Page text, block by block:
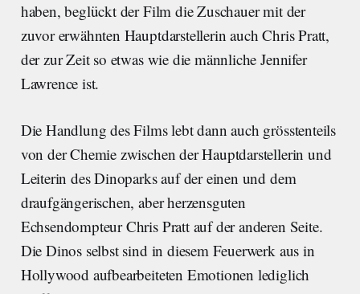
haben, beglückt der Film die Zuschauer mit der
zuvor erwähnten Hauptdarstellerin auch Chris Pratt,
der zur Zeit so etwas wie die männliche Jennifer
Lawrence ist.
Die Handlung des Films lebt dann auch grösstenteils
von der Chemie zwischen der Hauptdarstellerin und
Leiterin des Dinoparks auf der einen und dem
draufgängerischen, aber herzensguten
Echsendompteur Chris Pratt auf der anderen Seite.
Die Dinos selbst sind in diesem Feuerwerk aus in
Hollywood aufbearbeiteten Emotionen lediglich